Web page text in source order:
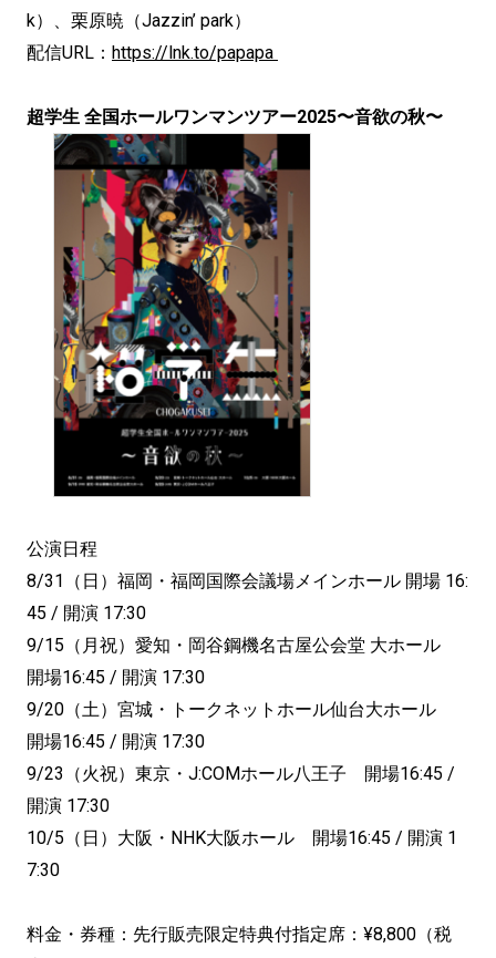
k）、栗原暁（Jazzin’ park）
配信URL： https://lnk.to/papapa
超学生 全国ホールワンマンツアー2025〜音欲の秋〜
公演日程
8/31（日）福岡・福岡国際会議場メインホール 開場 16:
45 / 開演 17:30
9/15（月祝）愛知・岡谷鋼機名古屋公会堂 大ホール
開場16:45 / 開演 17:30
9/20（土）宮城・トークネットホール仙台大ホール
開場16:45 / 開演 17:30
9/23（火祝）東京・J:COMホール八王子 開場16:45 /
開演 17:30
10/5（日）大阪・NHK大阪ホール 開場16:45 / 開演 1
7:30
料金・券種：先行販売限定特典付指定席：¥8,800（税